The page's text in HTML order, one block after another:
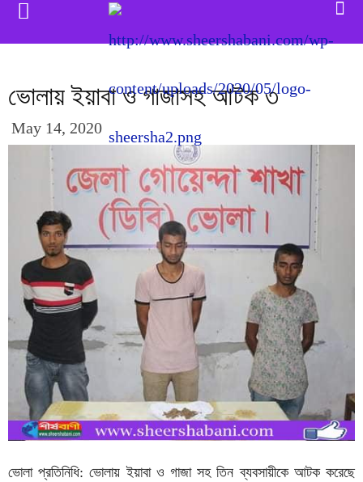
ভোলায় ইয়াবা ও গাজাসহ আটক ৩
May 14, 2020
ভোলা প্রতিনিধি: ভোলায় ইয়াবা ও গাজা সহ তিন ব্যবসায়ীকে আটক করেছে